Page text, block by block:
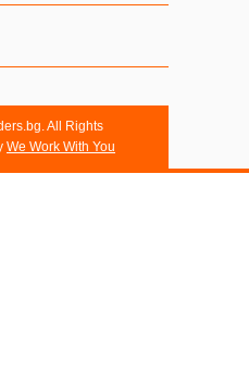
All Rights
We Work With You